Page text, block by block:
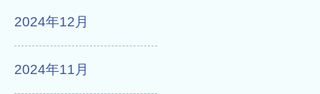
2024年12月
2024年11月